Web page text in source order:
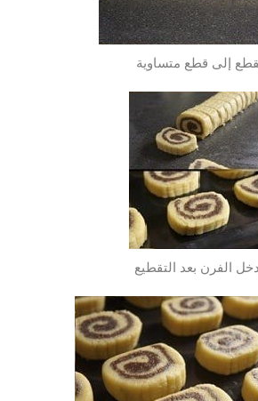
إلى قطع متساوية
الفرن بعد التقطيع